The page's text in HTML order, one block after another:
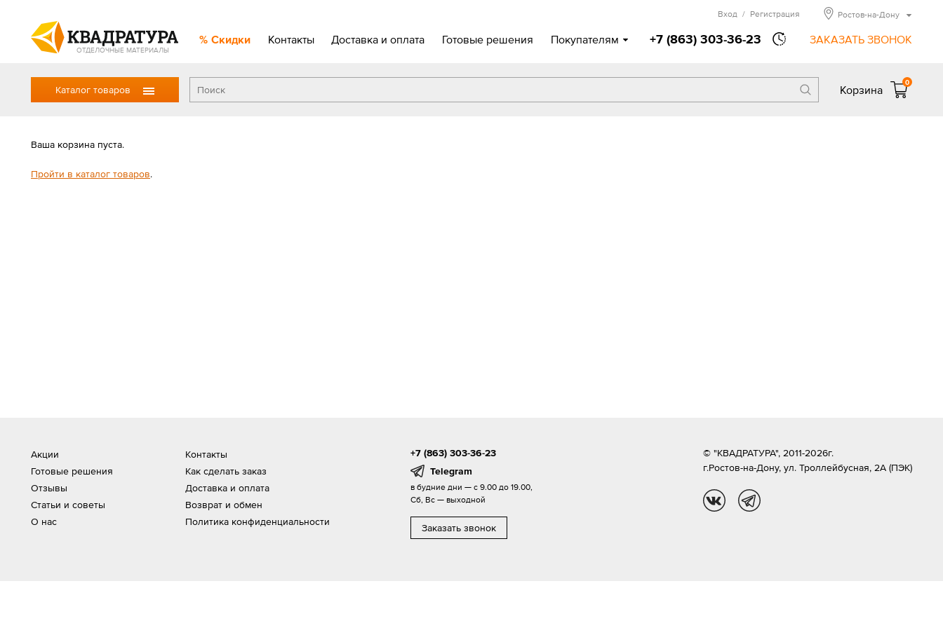
ОТДЕЛОЧНЫЕ МАТЕРИАЛЫ
Скидки Контакты Доставка и оплата Готовые решения Покупателям +7 (863) 303-36-23 ЗАКАЗАТЬ ЗВОНОК
Вход / Регистрация Ростов-на-Дону
Каталог товаров Корзина
0
Ваша корзина пуста.
Пройти в каталог товаров.
Акции
Готовые решения
Отзывы
Статьи и советы
О нас
Контакты
Как сделать заказ
Доставка и оплата
Возврат и обмен
Политика конфиденциальности
+7 (863) 303-36-23
Telegram
в будние дни — с 9.00 до 19.00,
Сб, Вс — выходной
Заказать звонок
© "КВАДРАТУРА", 2011-2026г.
г.Ростов-на-Дону, ул. Троллейбусная, 2А (ПЭК)